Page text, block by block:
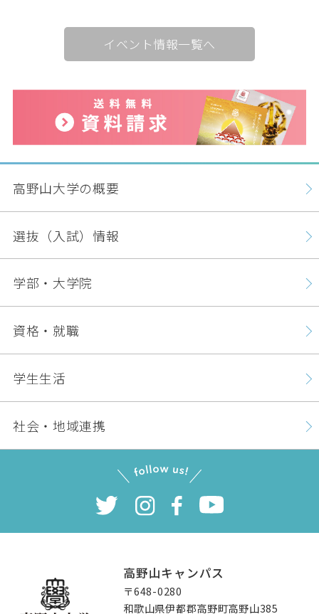
イベント情報一覧へ
高野山キャンパス
〒648-0280
和歌山県伊都郡高野町高野山385
高野山大学の概要
選抜（入試）情報
学部・大学院
資格・就職
学生生活
社会・地域連携